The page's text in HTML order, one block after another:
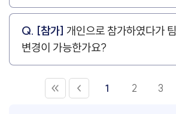
Q. [참가] 개인으로 참가하였다가
변경이 가능한가요?
1 2 3